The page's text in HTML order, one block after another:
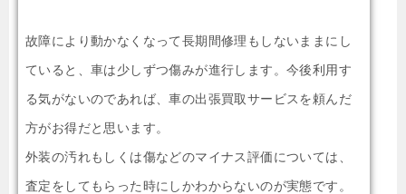
故障により動かなくなって長期間修理もしないままにし
ていると、車は少しずつ傷みが進行します。今後利用す
る気がないのであれば、車の出張買取サービスを頼んだ
方がお得だと思います。
外装の汚れもしくは傷などのマイナス評価については、
査定をしてもらった時にしかわからないのが実態です。